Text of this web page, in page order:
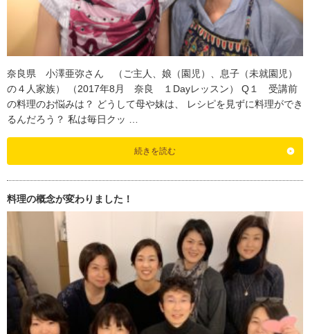
奈良県 小澤亜弥さん （ご主人、娘（園児）、息子（未就園児）
の４人家族） （2017年8月 奈良 １Dayレッスン） Q１ 受講前
の料理のお悩みは？ どうして母や妹は、 レシピを見ずに料理ができ
るんだろう？ 私は毎日クッ …
続きを読む
料理の概念が変わりました！